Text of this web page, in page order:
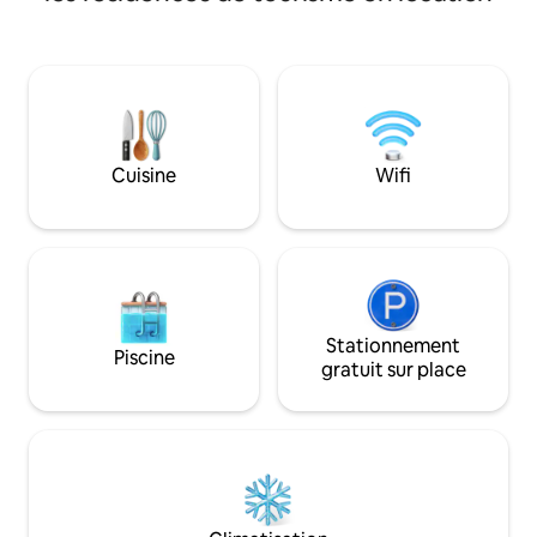
d'abord). De plus, la gare routière est à
seulement 2,6
ce qui facilite
départ.
Cuisine Wifi
Piscine
Stationnement
gratuit sur place